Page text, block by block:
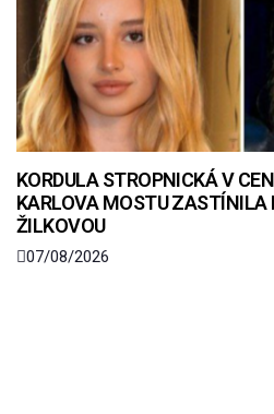
KORDULA STROPNICKÁ V
KARLOVA MOSTU
ŽILKOVOU
07/08/2026